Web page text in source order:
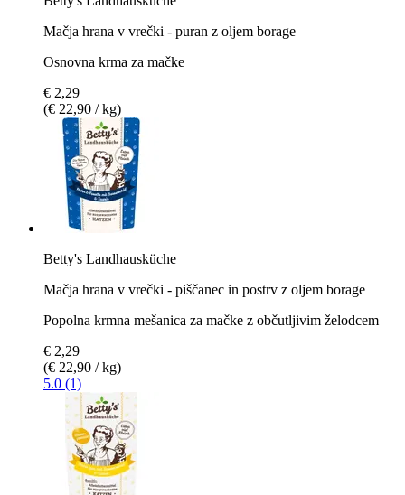
Mačja hrana v vrečki - puran z oljem borage
Osnovna krma za mačke
€ 2,29
(€ 22,90 / kg)
Betty's Landhausküche
Mačja hrana v vrečki - piščanec in postrv z oljem borage
Popolna krmna mešanica za mačke z občutljivim želodcem
€ 2,29
(€ 22,90 / kg)
5.0 (1)